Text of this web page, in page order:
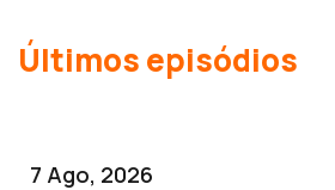
Últimos episódios
7 Ago, 2026